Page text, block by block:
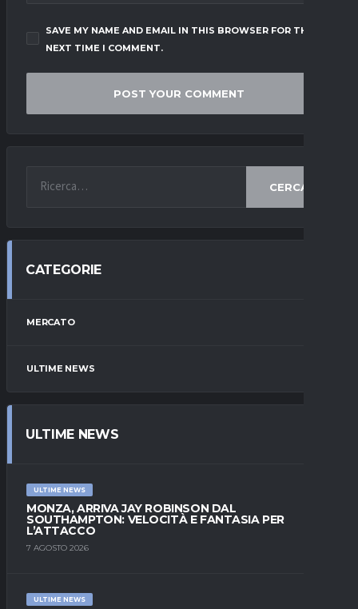
SAVE MY NAME AND EMAIL IN THIS BROWSER FOR THE
NEXT TIME I COMMENT.
CERCA
CATEGORIE
MERCATO
ULTIME NEWS
ULTIME NEWS
ULTIME NEWS
MONZA, ARRIVA JAY ROBINSON DAL
SOUTHAMPTON: VELOCITÀ E FANTASIA PER
L’ATTACCO
7 AGOSTO 2026
ULTIME NEWS